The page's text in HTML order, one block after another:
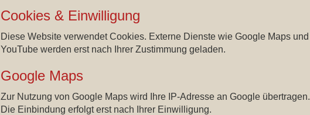
Cookies & Einwilligung
Diese Website verwendet Cookies. Externe Dienste wie Google Maps und
YouTube werden erst nach Ihrer Zustimmung geladen.
Google Maps
Zur Nutzung von Google Maps wird Ihre IP-Adresse an Google übertragen.
Die Einbindung erfolgt erst nach Ihrer Einwilligung.